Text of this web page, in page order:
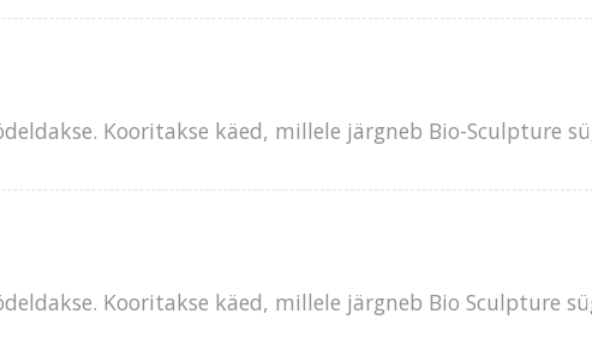
Kooritakse käed, millele järgneb Bio-Sculpture
Kooritakse käed, millele järgneb Bio Sculpture